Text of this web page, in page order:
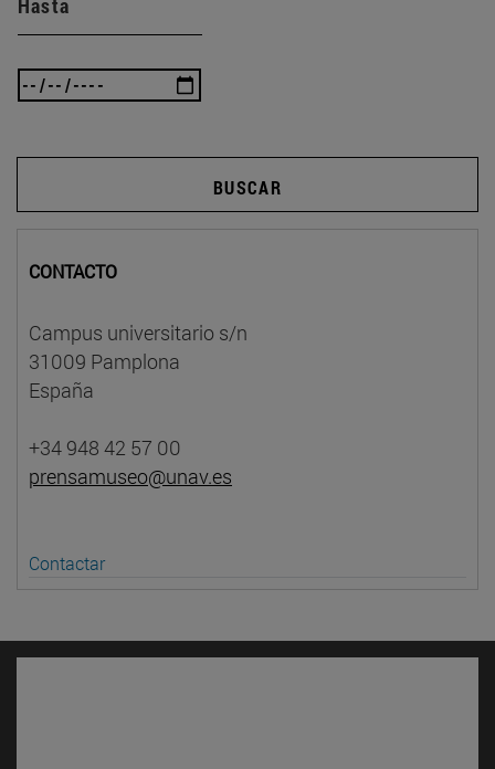
Hasta
BUSCAR
CONTACTO
Campus universitario s/n
31009 Pamplona
España
+34 948 42 57 00
prensamuseo@unav.es
Contactar